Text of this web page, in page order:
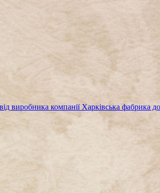
виробника компанії Харківська